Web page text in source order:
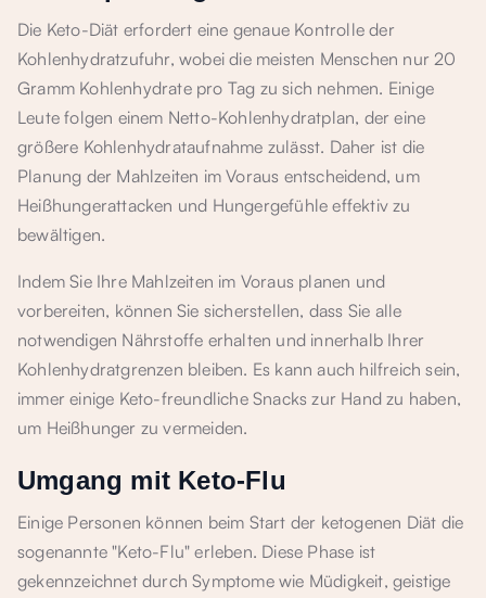
Die Keto-Diät erfordert eine genaue Kontrolle der
Kohlenhydratzufuhr, wobei die meisten Menschen nur 20
Gramm Kohlenhydrate pro Tag zu sich nehmen. Einige
Leute folgen einem Netto-Kohlenhydratplan, der eine
größere Kohlenhydrataufnahme zulässt. Daher ist die
Planung der Mahlzeiten im Voraus entscheidend, um
Heißhungerattacken und Hungergefühle effektiv zu
bewältigen.
Indem Sie Ihre Mahlzeiten im Voraus planen und
vorbereiten, können Sie sicherstellen, dass Sie alle
notwendigen Nährstoffe erhalten und innerhalb Ihrer
Kohlenhydratgrenzen bleiben. Es kann auch hilfreich sein,
immer einige Keto-freundliche Snacks zur Hand zu haben,
um Heißhunger zu vermeiden.
Umgang mit Keto-Flu
Einige Personen können beim Start der ketogenen Diät die
sogenannte "Keto-Flu" erleben. Diese Phase ist
gekennzeichnet durch Symptome wie Müdigkeit, geistige